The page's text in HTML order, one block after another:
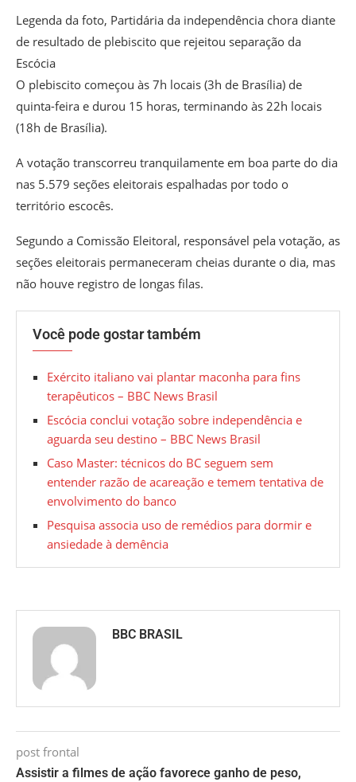
Legenda da foto, Partidária da independência chora diante
de resultado de plebiscito que rejeitou separação da
Escócia
O plebiscito começou às 7h locais (3h de Brasília) de
quinta-feira e durou 15 horas, terminando às 22h locais
(18h de Brasília).
A votação transcorreu tranquilamente em boa parte do dia
nas 5.579 seções eleitorais espalhadas por todo o
território escocês.
Segundo a Comissão Eleitoral, responsável pela votação, as
seções eleitorais permaneceram cheias durante o dia, mas
não houve registro de longas filas.
Você pode gostar também
Exército italiano vai plantar maconha para fins
terapêuticos – BBC News Brasil
Escócia conclui votação sobre independência e
aguarda seu destino – BBC News Brasil
Caso Master: técnicos do BC seguem sem
entender razão de acareação e temem tentativa de
envolvimento do banco
Pesquisa associa uso de remédios para dormir e
ansiedade à demência
BBC BRASIL
post frontal
Assistir a filmes de ação favorece ganho de peso,